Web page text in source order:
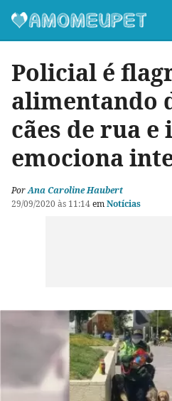
Policial é
alimentando
cães de rua e
emociona
PorAna Caroline Haubert
29/09/2020 às 11:14emNotícias